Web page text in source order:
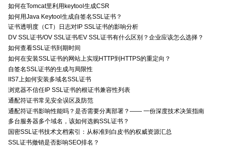
如何在Tomcat里利用keytool生成CSR
如何用Java Keytool生成自签名SSL证书？
证书透明度（CT）日志对IP SSL证书的影响分析
DV SSL证书/OV SSL证书/EV SSL证书有什么区别？企业应该怎么选择？
如何查看SSL证书到期时间
如何在安装SSL证书的网站上实现HTTP到HTTPS的重定向？
自签名SSL证书的生成与局限性
IIS7上如何安装多域名SSL证书
浏览器不信任IP SSL证书的根证书兼容性列表
通配符证书常见安全误区及防范
通配符证书影响性能吗？是否需要分离部署？—— 一份深度技术决策指南
多台服务器多个域名，该如何选购SSL证书？
国密SSL证书技术文档索引：从标准到白皮书的权威资源汇总
SSL证书撤销是否影响SEO排名？